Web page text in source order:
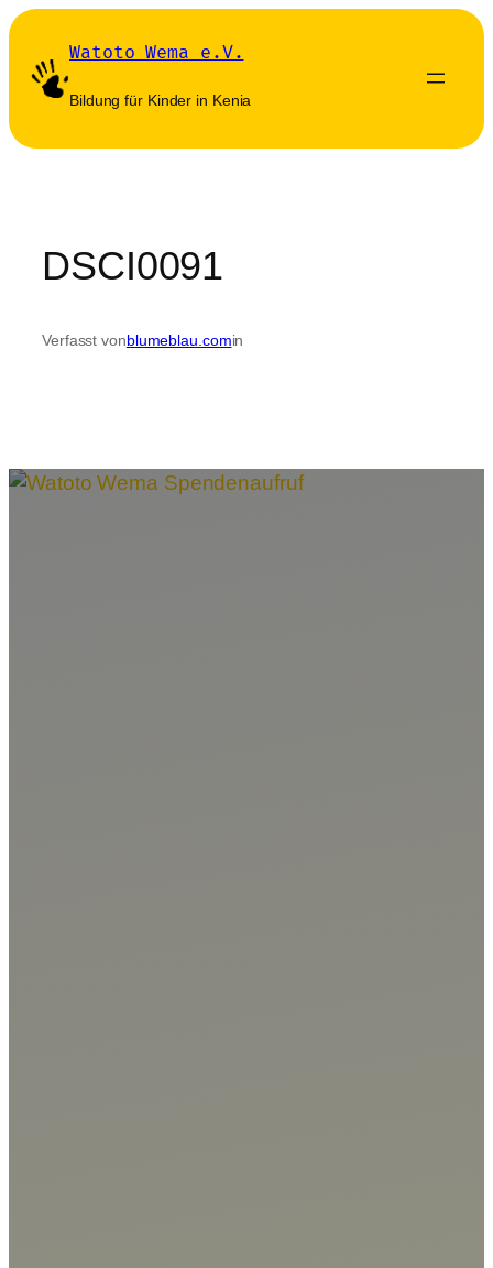
Zum
springen
Watoto Wema e.V.
Bildung für Kinder in Kenia
DSCI0091
Verfasst vonblumeblau.comin